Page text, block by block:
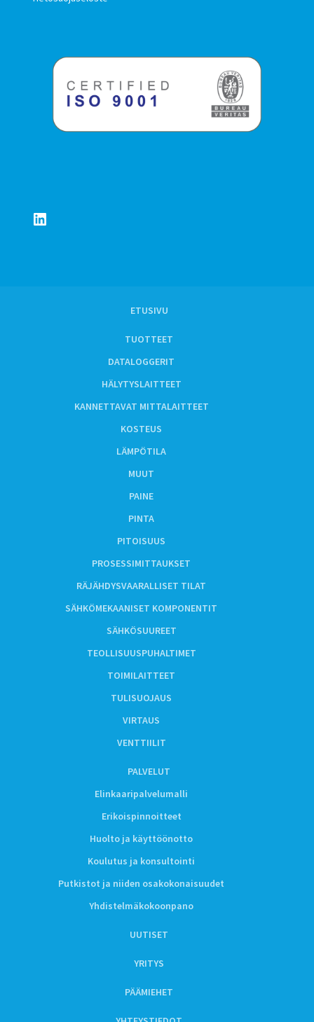
LinkedIn
ETUSIVU
TUOTTEET
DATALOGGERIT
HÄLYTYSLAITTEET
KANNETTAVAT MITTALAITTEET
KOSTEUS
LÄMPÖTILA
MUUT
PAINE
PINTA
PITOISUUS
PROSESSIMITTAUKSET
RÄJÄHDYSVAARALLISET TILAT
SÄHKÖMEKAANISET KOMPONENTIT
SÄHKÖSUUREET
TEOLLISUUSPUHALTIMET
TOIMILAITTEET
TULISUOJAUS
VIRTAUS
VENTTIILIT
PALVELUT
Elinkaaripalvelumalli
Erikoispinnoitteet
Huolto ja käyttöönotto
Koulutus ja konsultointi
Putkistot ja niiden osakokonaisuudet
Yhdistelmäkokoonpano
UUTISET
YRITYS
PÄÄMIEHET